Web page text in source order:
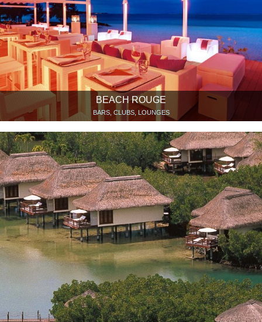
BEACH ROUGE
BARS, CLUBS, LOUNGES